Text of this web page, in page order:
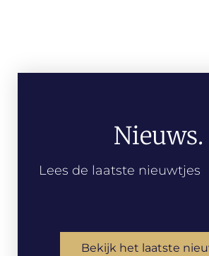
Nieuws.
Lees de laatste nieuwtjes
Bekijk het laatste